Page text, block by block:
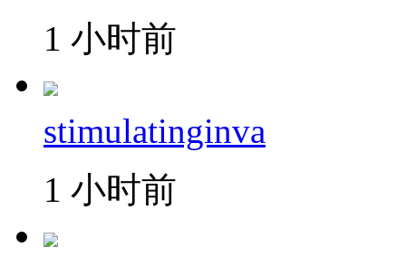
1 小时前
stimulatinginva
1 小时前